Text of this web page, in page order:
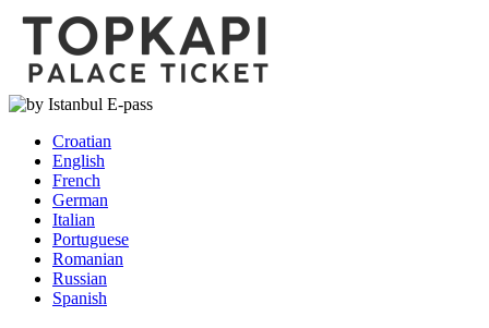
Croatian
English
French
German
Italian
Portuguese
Romanian
Russian
Spanish